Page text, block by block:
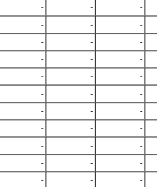
- -
-
- -
-
- -
-
- -
-
- -
-
- -
-
- -
-
- -
-
- -
-
- -
-
- -
-